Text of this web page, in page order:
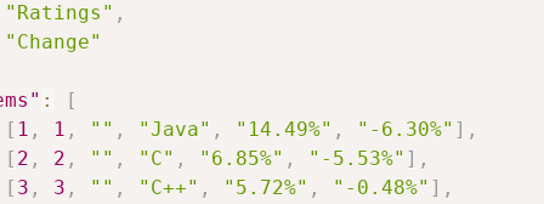
"Ratings" ,
"Change"
:
[
[ 1 , 1 , "" , "Java" , "14.49%" , "-6.30%" ] ,
[ 2 , 2 , "" , "C" , "6.85%" , "-5.53%" ] ,
[ 3 , 3 , "" , "C++" , "5.72%" , "-0.48%" ] ,